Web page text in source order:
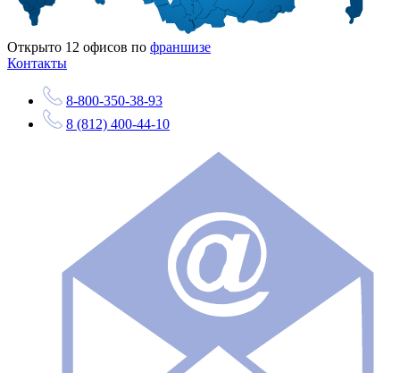
Открыто 12 офисов по франшизе
Контакты
8-800-350-38-93
8 (812) 400-44-10